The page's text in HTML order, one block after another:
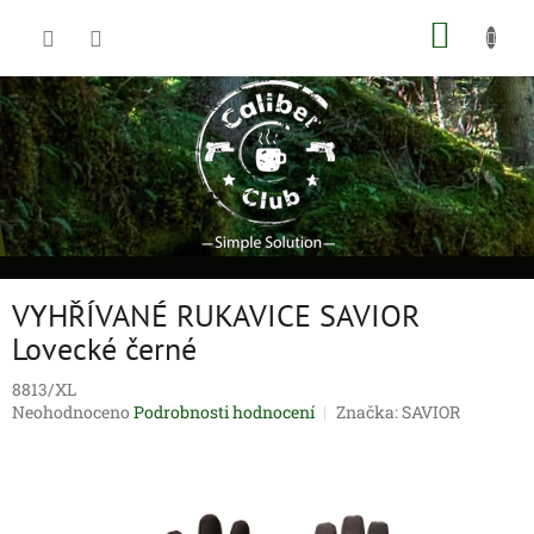
VYHŘÍVANÉ RUKAVICE SAVIOR
Lovecké černé
8813/XL
Průměrné
Neohodnoceno Podrobnosti hodnocení Značka:SAVIOR